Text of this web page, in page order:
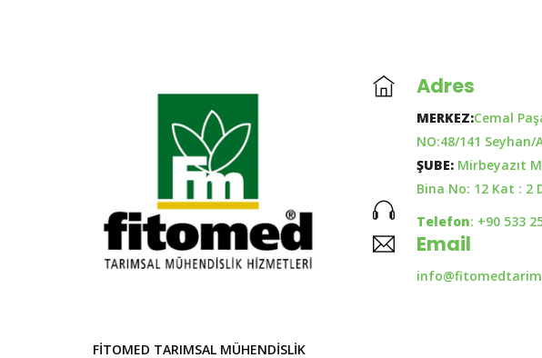
FİTOMED TARIMSAL MÜHENDİSLİK
Adres
MERKEZ:Cemal
NO:48/141 Seyhan/
ŞUBE:Mirbeyazıt
Bina No: 12 Kat : 2
Telefon: +90 533
Email